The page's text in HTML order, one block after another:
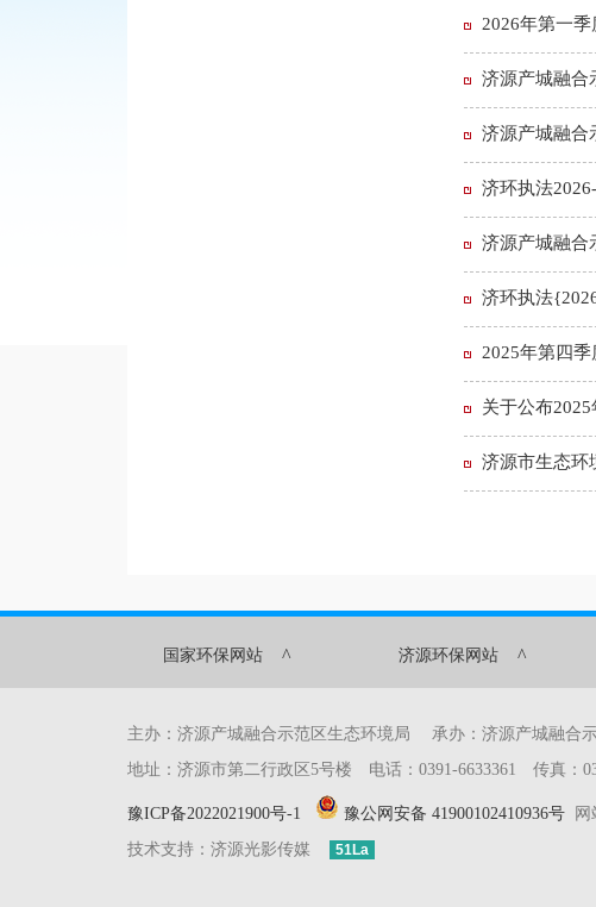
2026年第一
济源产城融合
济源产城融合
济环执法
济源产城融合
济环执法
2025年第四
关于公布
济源市生态环
国家环保网站 ^ 济源环保网站 ^
主办：济源产城融合示范区生态环境局 承办：济源产城融
地址：济源市第二行政区5号楼 电话：0391-6633361 传真：
豫ICP备2022021900号-1 豫公网安备 41900102410936号 网
技术支持：济源光影传媒
51La